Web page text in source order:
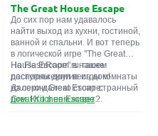
The Great House Escape
До сих пор нам удавалось
найти выход из кухни, гостиной,
ванной и спальни. И вот теперь
в логической игре "The Great
House Escape" в нашем
распоряжении весь дом!
Далеко-далеко стоит странный
дом. Кто в нем живет?
На FlashRoom.ru также
доступны другие игры комнаты
из серии Great Escape:
Great Kitchen Escape